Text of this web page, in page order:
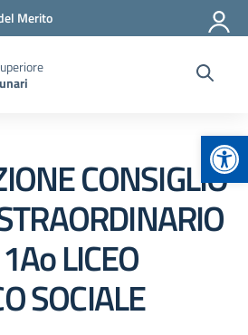
Merito
CONSIGLIO
LICEO
SOCIALE